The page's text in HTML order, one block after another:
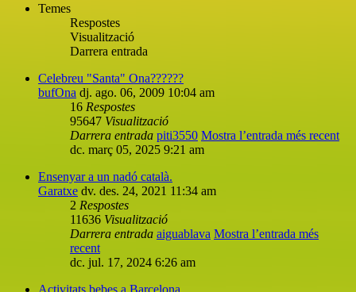
Temes
Respostes
Visualització
Darrera entrada
Celebreu "Santa" Ona??????
bufOna dj. ago. 06, 2009 10:04 am
16 Respostes
95647 Visualització
Darrera entrada piti3550 Mostra l’entrada més recent
dc. març 05, 2025 9:21 am
Ensenyar a un nadó català.
Garatxe dv. des. 24, 2021 11:34 am
2 Respostes
11636 Visualització
Darrera entrada aiguablava Mostra l’entrada més
recent
dc. jul. 17, 2024 6:26 am
Activitats bebes a Barcelona